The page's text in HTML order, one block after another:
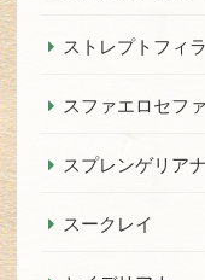
ストレプトフィラ
スファエロセフ
スプレンゲリアナ
スークレイ